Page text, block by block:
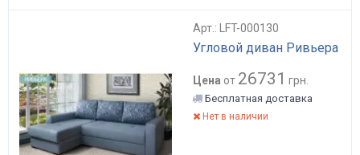
Арт.: LFT-000130
Угловой диван Ривьера
Цена от 26731 грн.
Бесплатная доставка
Нет в наличии